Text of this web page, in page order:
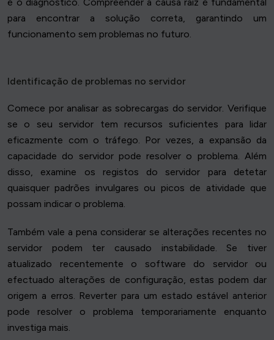
é o diagnóstico. Compreender a causa raiz é fundamental
para encontrar a solução correta, garantindo um
funcionamento sem problemas no futuro.
Identificação de problemas no servidor
Comece por analisar as sobrecargas do servidor. Verifique
se o seu servidor tem recursos suficientes para lidar
eficazmente com o tráfego. Por vezes, a expansão da
capacidade do servidor pode resolver o problema. Além
disso, examine os registos do servidor para detetar
quaisquer padrões invulgares ou picos de atividade que
possam indicar o problema.
Também vale a pena considerar se alterações recentes no
servidor podem ter causado instabilidade. Se tiver
atualizado recentemente o software do servidor ou
efectuado alterações de configuração, estas podem dar
origem a erros. Reverter para um estado estável anterior
pode resolver o problema temporariamente enquanto
investiga mais.